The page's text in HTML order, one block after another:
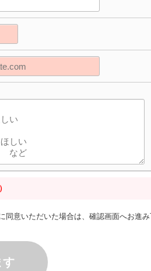
同意いただいた場合は、確認画面へお進み
す